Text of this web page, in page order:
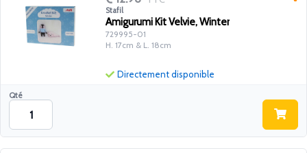
Stafil
Amigurumi Kit Velvie, Winter
729995-01
H. 17cm & L. 18cm
Qté
Directement disponible